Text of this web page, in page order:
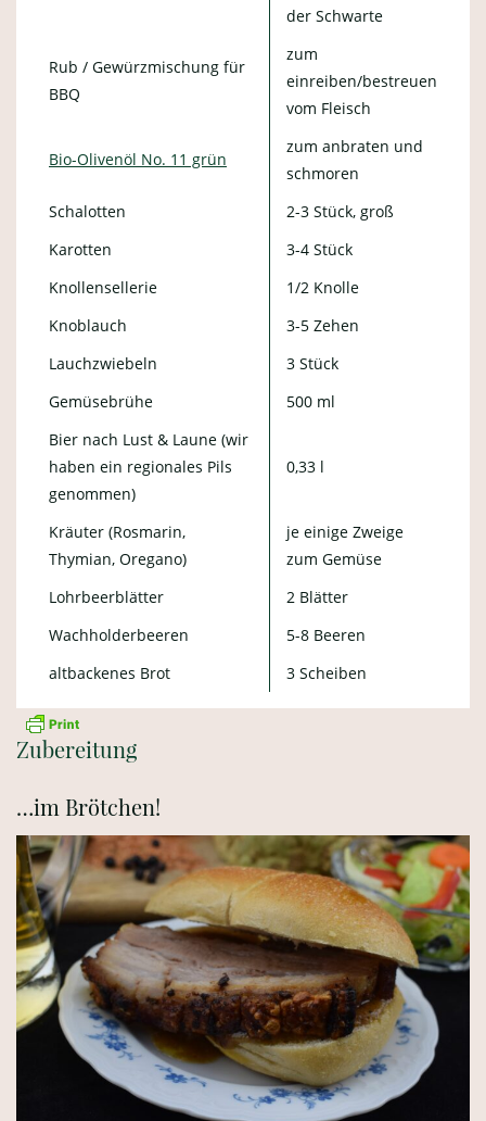
der Schwarte
Rub / Gewürzmischung für
BBQ
zum
einreiben/bestreuen
vom Fleisch
Bio-Olivenöl No. 11 grün
zum anbraten und
schmoren
Schalotten
2-3 Stück, groß
Karotten
3-4 Stück
Knollensellerie
1/2 Knolle
Knoblauch
3-5 Zehen
Lauchzwiebeln
3 Stück
Gemüsebrühe
500 ml
Bier nach Lust & Laune (wir
haben ein regionales Pils
genommen)
0,33 l
Kräuter (Rosmarin,
Thymian, Oregano)
je einige Zweige
zum Gemüse
Lohrbeerblätter
2 Blätter
Wachholderbeeren
5-8 Beeren
altbackenes Brot
3 Scheiben
Zubereitung
…im Brötchen!